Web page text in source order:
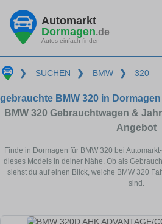
Automarkt
Dormagen.de
Autos einfach finden
❯ SUCHEN ❯ BMW ❯ 320
gebrauchte BMW 320 in
BMW 320 Gebrauchtwagen &
Angebot
Finde in Dormagen für BMW 320 bei
dieses Models in deiner Nähe. Ob als
siehst du auf einen Blick, welche BMW 320
sind.